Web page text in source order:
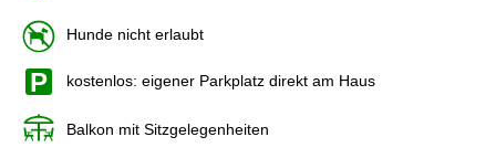
Hunde nicht erlaubt
kostenlos: eigener Parkplatz direkt am Haus
Balkon mit Sitzgelegenheiten